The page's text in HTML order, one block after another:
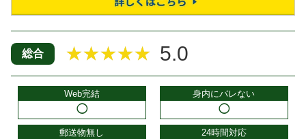
総合 ★★★★★ 5.0
Web完結
◯
身内にバレない
◯
郵送物無し 24時間対応